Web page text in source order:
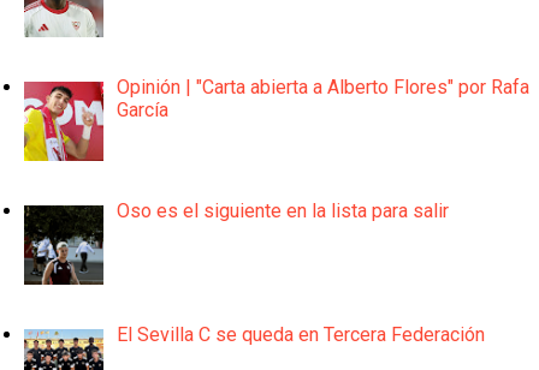
Opinión | "Carta abierta a Alberto Flores" por Rafa
García
Oso es el siguiente en la lista para salir
El Sevilla C se queda en Tercera Federación